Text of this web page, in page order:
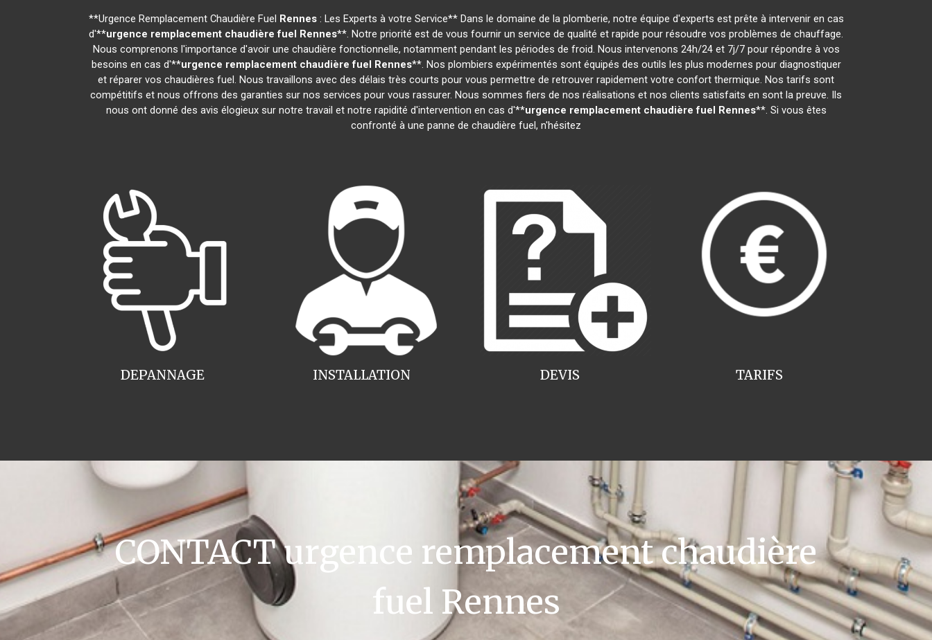
**Urgence Remplacement Chaudière Fuel Rennes: Les Experts à votre Service** Dans le domaine de la plomberie, notre équipe d'experts est prête à intervenir en cas
d'**urgence remplacement chaudière fuel Rennes**. Notre priorité est de vous fournir un service de qualité et rapide pour résoudre vos problèmes de chauffage.
Nous comprenons l'importance d'avoir une chaudière fonctionnelle, notamment pendant les périodes de froid. Nous intervenons 24h/24 et 7j/7 pour répondre à vos
besoins en cas d'**urgence remplacement chaudière fuel Rennes**. Nos plombiers expérimentés sont équipés des outils les plus modernes pour diagnostiquer
et réparer vos chaudières fuel. Nous travaillons avec des délais très courts pour vous permettre de retrouver rapidement votre confort thermique. Nos tarifs sont
compétitifs et nous offrons des garanties sur nos services pour vous rassurer. Nous sommes fiers de nos réalisations et nos clients satisfaits en sont la preuve. Ils
nous ont donné des avis élogieux sur notre travail et notre rapidité d'intervention en cas d'**urgence remplacement chaudière fuel Rennes**. Si vous êtes
confronté à une panne de chaudière fuel, n'hésitez
INSTALLATION
DEPANNAGE TARIFS
DEVIS
CONTACT urgence remplacement chaudière
fuel Rennes